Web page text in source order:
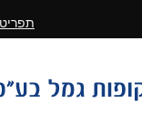
תפריט